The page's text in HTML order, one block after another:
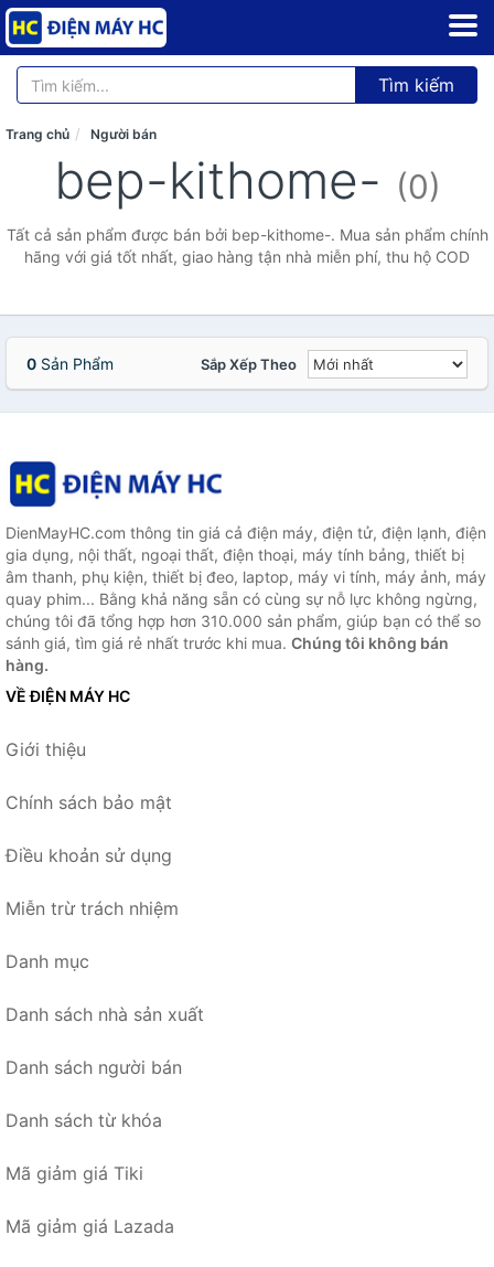
Tìm kiếm
Trang chủ Người bán
bep-kithome- (0)
Tất cả sản phẩm được bán bởi bep-kithome-. Mua sản phẩm chính
hãng với giá tốt nhất, giao hàng tận nhà miễn phí, thu hộ COD
0 Sản Phẩm Sắp Xếp Theo
DienMayHC.com thông tin giá cả điện máy, điện tử, điện lạnh, điện
gia dụng, nội thất, ngoại thất, điện thoại, máy tính bảng, thiết bị
âm thanh, phụ kiện, thiết bị đeo, laptop, máy vi tính, máy ảnh, máy
quay phim... Bằng khả năng sẵn có cùng sự nỗ lực không ngừng,
chúng tôi đã tổng hợp hơn 310.000 sản phẩm, giúp bạn có thể so
sánh giá, tìm giá rẻ nhất trước khi mua. Chúng tôi không bán
hàng.
VỀ ĐIỆN MÁY HC
Giới thiệu
Chính sách bảo mật
Điều khoản sử dụng
Miễn trừ trách nhiệm
Danh mục
Danh sách nhà sản xuất
Danh sách người bán
Danh sách từ khóa
Mã giảm giá Tiki
Mã giảm giá Lazada